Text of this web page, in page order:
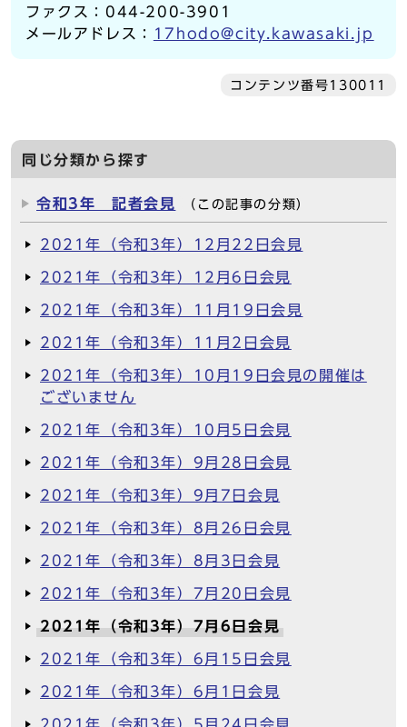
ファクス：044-200-3901
メールアドレス：
17hodo@city.kawasaki.jp
コンテンツ番号130011
同じ分類から探す
令和3年 記者会見 （この記事の分類）
2021年（令和3年）12月22日会見
2021年（令和3年）12月6日会見
2021年（令和3年）11月19日会見
2021年（令和3年）11月2日会見
2021年（令和3年）10月19日会見の開催は
ございません
2021年（令和3年）10月5日会見
2021年（令和3年）9月28日会見
2021年（令和3年）9月7日会見
2021年（令和3年）8月26日会見
2021年（令和3年）8月3日会見
2021年（令和3年）7月20日会見
2021年（令和3年）7月6日会見
2021年（令和3年）6月15日会見
2021年（令和3年）6月1日会見